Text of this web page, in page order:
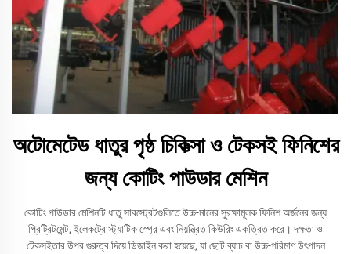
অটোমেটেড ধাতুর পৃষ্ঠ চিকিত্সা ও টেকসই ফিনিশের
জন্য কোটিং পাউডার মেশিন
কোটিং পাউডার মেশিনটি ধাতু সাবস্ট্রেটগুলিতে উচ্চ-মানের সুরক্ষামূলক ফিনিশ অর্জনের জন্য
প্রিট্রিটমেন্ট, ইলেকট্রোস্ট্যাটিক স্প্রে এবং নিয়ন্ত্রিত কিউরিং একত্রিত করে। দক্ষতা ও
টেকসইতার উপর গুরুত্ব দিয়ে ডিজাইন করা হয়েছে, যা ছোট ব্যাচ বা উচ্চ-পরিমাণ উৎপাদন